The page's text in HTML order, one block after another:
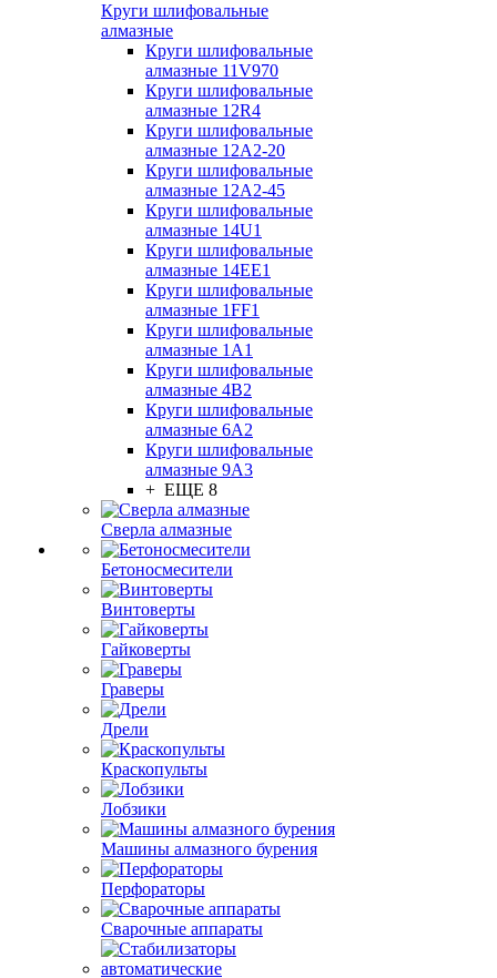
Круги шлифовальные
алмазные
Круги шлифовальные
алмазные 11V970
Круги шлифовальные
алмазные 12R4
Круги шлифовальные
алмазные 12А2-20
Круги шлифовальные
алмазные 12А2-45
Круги шлифовальные
алмазные 14U1
Круги шлифовальные
алмазные 14ЕЕ1
Круги шлифовальные
алмазные 1FF1
Круги шлифовальные
алмазные 1А1
Круги шлифовальные
алмазные 4В2
Круги шлифовальные
алмазные 6A2
Круги шлифовальные
алмазные 9А3
+ ЕЩЕ 8
Сверла алмазные
Бетоносмесители
Винтоверты
Гайковерты
Граверы
Дрели
Краскопульты
Лобзики
Машины алмазного бурения
Перфораторы
Сварочные аппараты